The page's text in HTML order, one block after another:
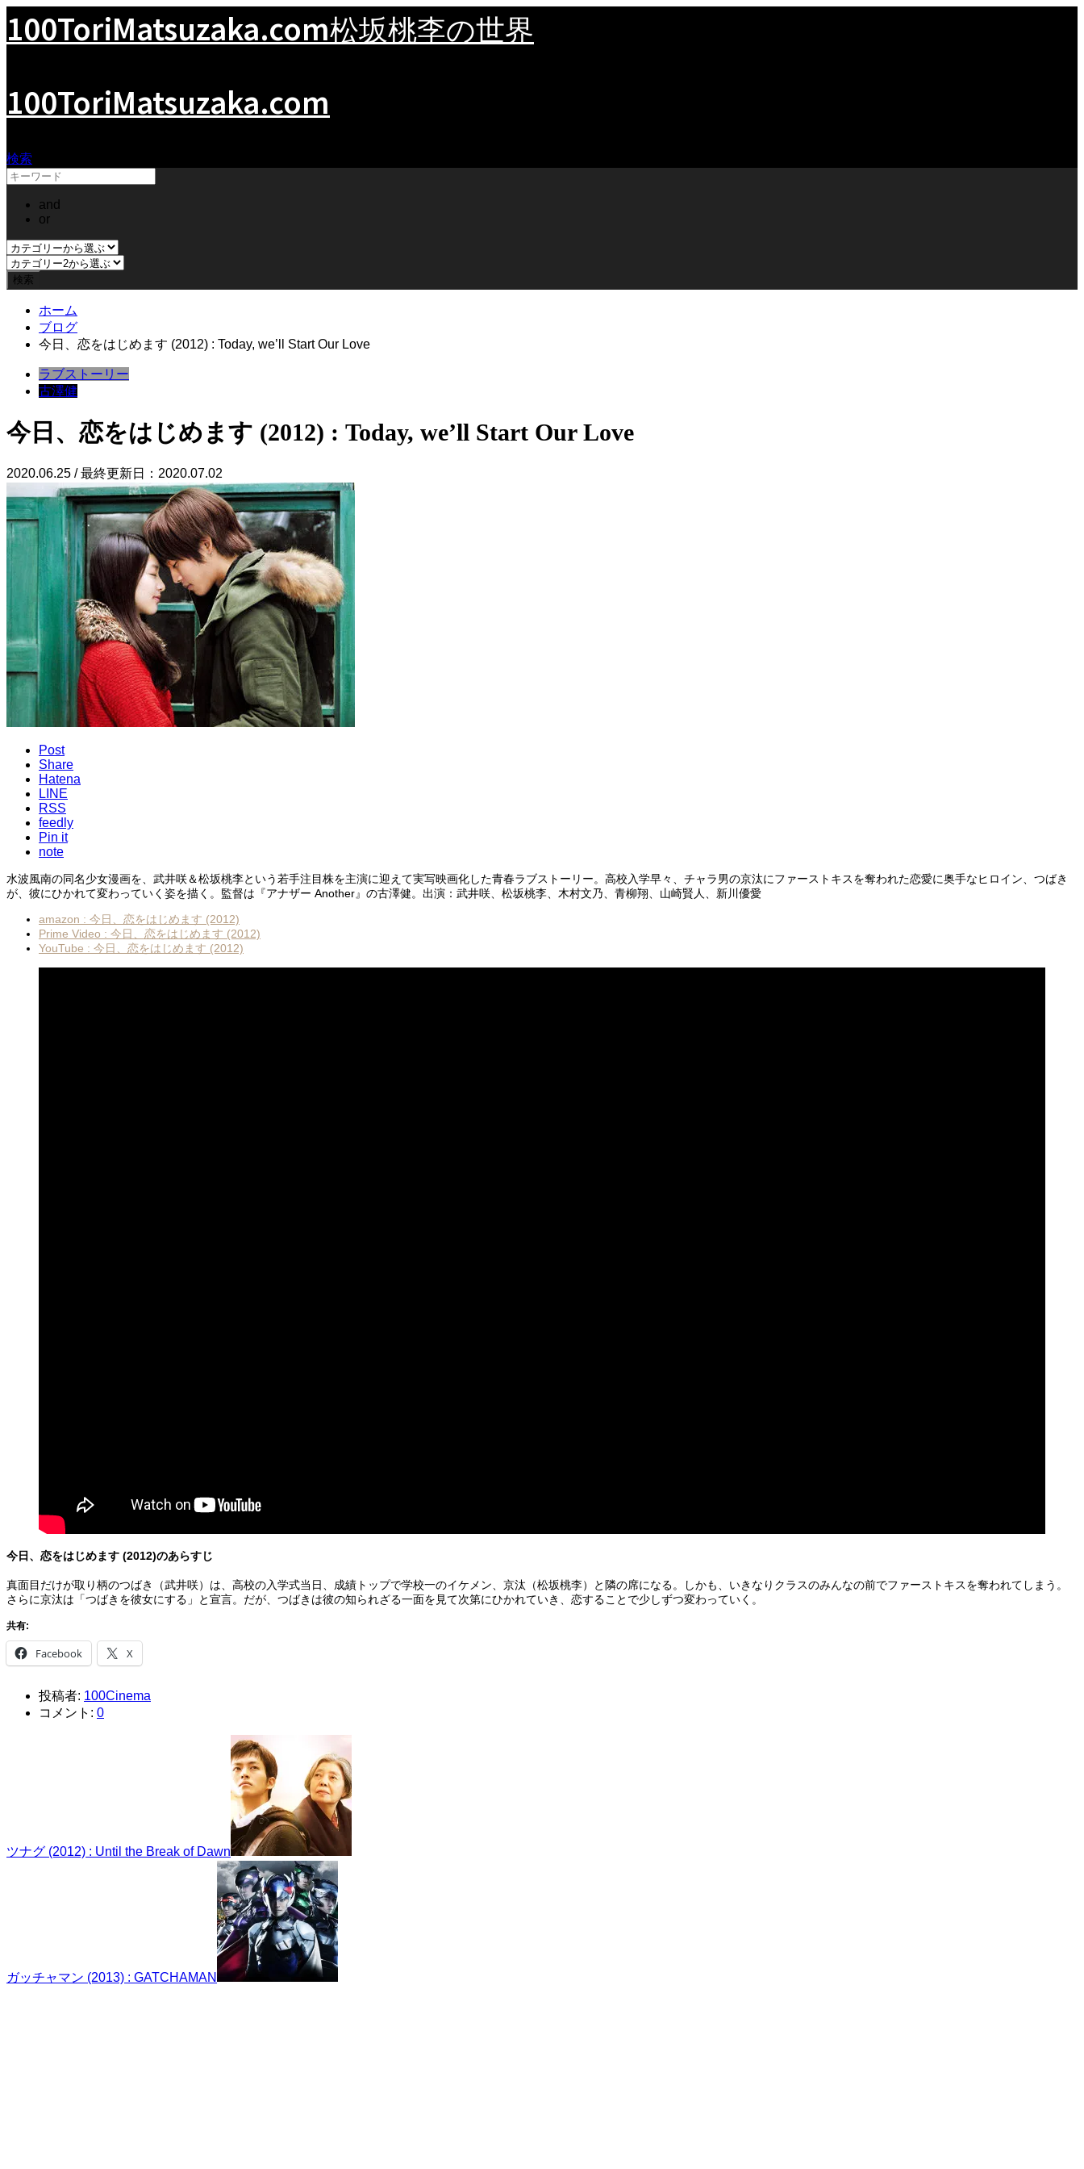
100ToriMatsuzaka.com松坂桃李の世界
100ToriMatsuzaka.com
検索
and
or
ホーム
ブログ
今日、恋をはじめます (2012) : Today, we’ll Start Our Love
ラブストーリー
古澤健
今日、恋をはじめます (2012) : Today, we’ll Start Our Love
2020.06.25 / 最終更新日：2020.07.02
Post
Share
Hatena
LINE
RSS
feedly
Pin it
note
水波風南の同名少女漫画を、武井咲＆松坂桃李という若手注目株を主演に迎えて実写映画化した青春ラブストーリー。高校入学早々、チャラ男の京汰にファーストキスを奪われた恋愛に奥手なヒロイン、つばき
が、彼にひかれて変わっていく姿を描く。監督は『アナザー Another』の古澤健。出演：武井咲、松坂桃李、木村文乃、青柳翔、山崎賢人、新川優愛
amazon : 今日、恋をはじめます (2012)
Prime Video : 今日、恋をはじめます (2012)
YouTube : 今日、恋をはじめます (2012)
今日、恋をはじめます (2012)のあらすじ
真面目だけが取り柄のつばき（武井咲）は、高校の入学式当日、成績トップで学校一のイケメン、京汰（松坂桃李）と隣の席になる。しかも、いきなりクラスのみんなの前でファーストキスを奪われてしまう。
さらに京汰は「つばきを彼女にする」と宣言。だが、つばきは彼の知られざる一面を見て次第にひかれていき、恋することで少しずつ変わっていく。
共有:
Facebook X
投稿者: 100Cinema
コメント: 0
ツナグ (2012) : Until the Break of Dawn
ガッチャマン (2013) : GATCHAMAN